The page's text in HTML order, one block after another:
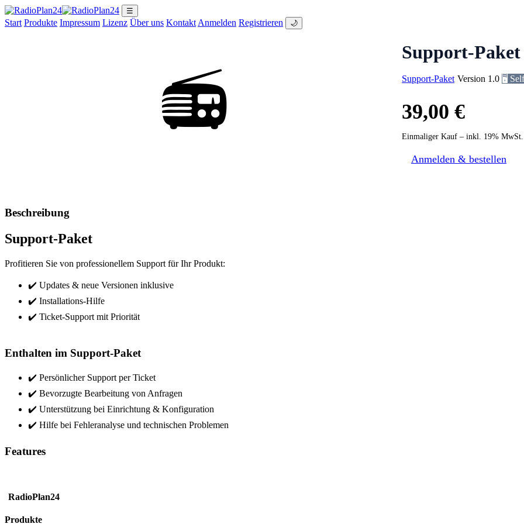
☰
Start Produkte Impressum Lizenz Über uns Kontakt Anmelden Registrieren 🌙
📻
Support-Paket
Support-Paket Version 1.0 🖥️
39,00 €
Einmaliger Kauf – inkl. 19% MwSt.
Anmelden & bestellen
Beschreibung
Support-Paket
Profitieren Sie von professionellem Support für Ihr Produkt:
✔️ Updates & neue Versionen inklusive
✔️ Installations-Hilfe
✔️ Ticket-Support mit Priorität
Enthalten im Support-Paket
✔️ Persönlicher Support per Ticket
✔️ Bevorzugte Bearbeitung von Anfragen
✔️ Unterstützung bei Einrichtung & Konfiguration
✔️ Hilfe bei Fehleranalyse und technischen Problemen
Features
RadioPlan24
Produkte